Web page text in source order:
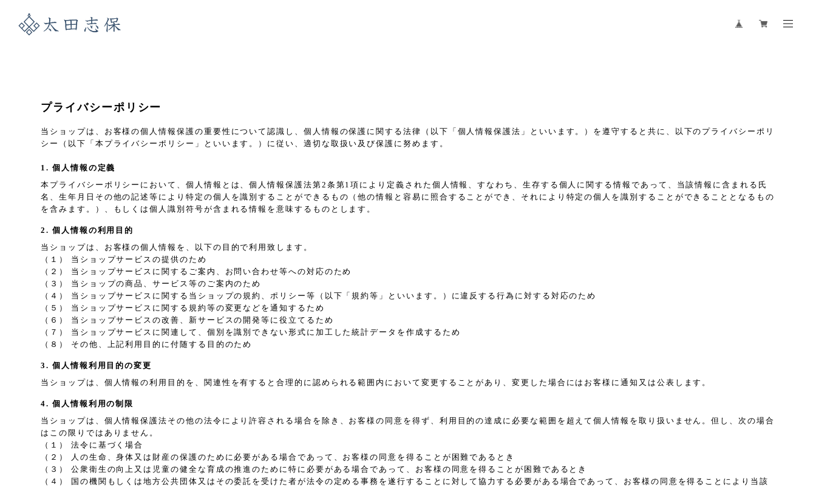
プライバシーポリシー
当ショップは、お客様の個人情報保護の重要性について認識し、個人情報の保護に関する法律（以下「個人情報保護法」といいます。）を遵守すると共に、以下のプライバシーポリ
シー（以下「本プライバシーポリシー」といいます。）に従い、適切な取扱い及び保護に努めます。
1. 個人情報の定義
本プライバシーポリシーにおいて、個人情報とは、個人情報保護法第2条第1項により定義された個人情報、すなわち、生存する個人に関する情報であって、当該情報に含まれる氏
名、生年月日その他の記述等により特定の個人を識別することができるもの（他の情報と容易に照合することができ、それにより特定の個人を識別することができることとなるもの
を含みます。）、もしくは個人識別符号が含まれる情報を意味するものとします。
2. 個人情報の利用目的
当ショップは、お客様の個人情報を、以下の目的で利用致します。
（１） 当ショップサービスの提供のため
（２） 当ショップサービスに関するご案内、お問い合わせ等への対応のため
（３） 当ショップの商品、サービス等のご案内のため
（４） 当ショップサービスに関する当ショップの規約、ポリシー等（以下「規約等」といいます。）に違反する行為に対する対応のため
（５） 当ショップサービスに関する規約等の変更などを通知するため
（６） 当ショップサービスの改善、新サービスの開発等に役立てるため
（７） 当ショップサービスに関連して、個別を識別できない形式に加工した統計データを作成するため
（８） その他、上記利用目的に付随する目的のため
3. 個人情報利用目的の変更
当ショップは、個人情報の利用目的を、関連性を有すると合理的に認められる範囲内において変更することがあり、変更した場合にはお客様に通知又は公表します。
4. 個人情報利用の制限
当ショップは、個人情報保護法その他の法令により許容される場合を除き、お客様の同意を得ず、利用目的の達成に必要な範囲を超えて個人情報を取り扱いません。但し、次の場合
はこの限りではありません。
（１） 法令に基づく場合
（２） 人の生命、身体又は財産の保護のために必要がある場合であって、お客様の同意を得ることが困難であるとき
（３） 公衆衛生の向上又は児童の健全な育成の推進のために特に必要がある場合であって、お客様の同意を得ることが困難であるとき
（４） 国の機関もしくは地方公共団体又はその委託を受けた者が法令の定める事務を遂行することに対して協力する必要がある場合であって、お客様の同意を得ることにより当該